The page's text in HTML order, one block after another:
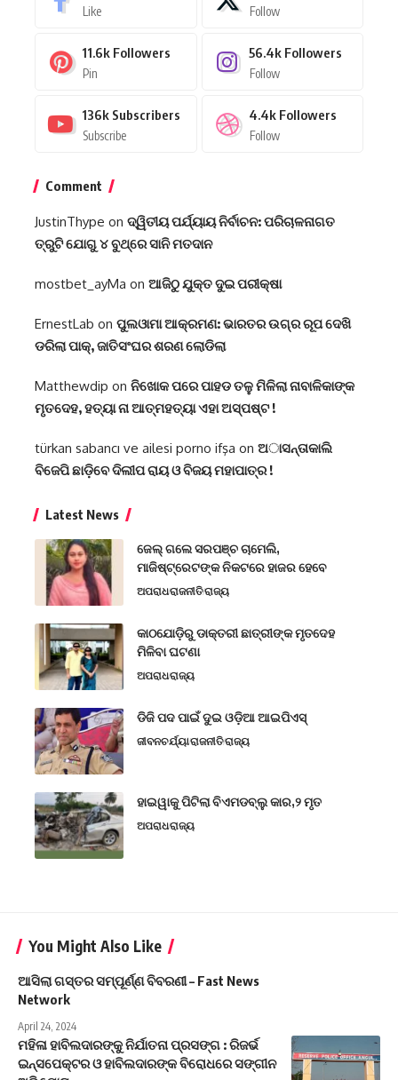
Like Follow
11.6k Followers
Pin
56.4k Followers
Follow
136k Subscribers
Subscribe
4.4k Followers
Follow
Comment
JustinThype on ଦ୍ୱିତୀୟ ପର୍ଯ୍ୟାୟ ନିର୍ବାଚନ: ପରିଚାଳନାଗତ
ତ୍ରୁଟି ଯୋଗୁ ୪ ବୁଥ୍‌ରେ ସାନି ମତଦାନ
mostbet_ayMa on ଆଜିଠୁ ଯୁକ୍ତ ଦୁଇ ପରୀକ୍ଷା
ErnestLab on ପୁଲଓାମା ଆକ୍ରମଣ: ଭାରତର ଉଗ୍ର ରୂପ ଦେଖି
ଡରିଲା ପାକ୍, ଜାତିସଂଘର ଶରଣ ଲୋଡିଲା
Matthewdip on ନିଖୋକ ପରେ ପାହଡ ତଳୁ ମିଳିଲା ନାବାଳିକାଙ୍କ
ମୃତଦେହ, ହତ୍ୟା ନା ଆତ୍ମହତ୍ୟା ଏହା ଅସ୍ପଷ୍ଟ !
türkan sabancı ve ailesi porno ifşa on ଅାସନ୍ତାକାଲି
ବିଜେପି ଛାଡ଼ିବେ ଦିଲୀପ ରାୟ ଓ ବିଜୟ ମହାପାତ୍ର !
Latest News
ଜେଲ୍ ଗଲେ ସରପଞ୍ଚ ଚାମେଲି,
ମାଜିଷ୍ଟ୍ରେଟଙ୍କ ନିକଟରେ ହାଜର ହେବେ
ଅପରାଧରାଜନୀତିରାଜ୍ୟ
କାଠଯୋଡ଼ିରୁ ଡାକ୍ତରୀ ଛାତ୍ରୀଙ୍କ ମୃତଦେହ
ମିଳିବା ଘଟଣା
ଅପରାଧରାଜ୍ୟ
ଡିଜି ପଦ ପାଇଁ ଦୁଇ ଓଡ଼ିଆ ଆଇପିଏସ୍
ଜୀବନଚର୍ଯ୍ୟାରାଜନୀତିରାଜ୍ୟ
ହାଇୱାକୁ ପିଟିଲା ବିଏମଡବ୍ଲୁ କାର,୨ ମୃତ
ଅପରାଧରାଜ୍ୟ
You Might Also Like
ଆସିଲା ଗସ୍ତର ସମ୍ପୂର୍ଣ୍ଣ ବିବରଣୀ – Fast News
Network
April 24, 2024
ମହିଳା ହାବିଲଦାରଙ୍କୁ ନିର୍ଯାତନା ପ୍ରସଙ୍ଗ : ରିଜର୍ଭ
ଇନ୍ସପେକ୍ଟର ଓ ହାବିଲଦାରଙ୍କ ବିରୋଧରେ ସଙ୍ଗୀନ